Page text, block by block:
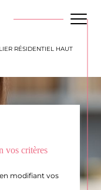
RÉSIDENTIEL HAUT
vos critères
modifiant vos